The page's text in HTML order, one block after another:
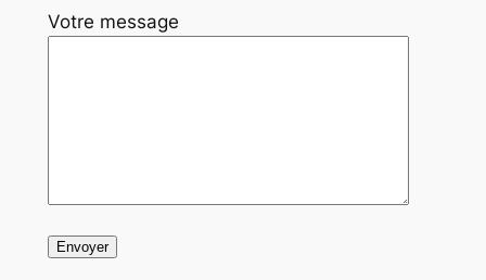
Votre message